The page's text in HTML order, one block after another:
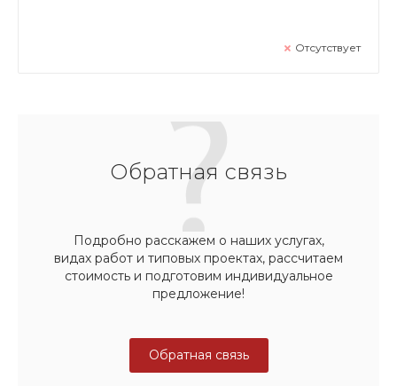
Отсутствует
Обратная связь
Подробно расскажем о наших услугах,
видах работ и типовых проектах, рассчитаем
стоимость и подготовим индивидуальное
предложение!
Обратная связь